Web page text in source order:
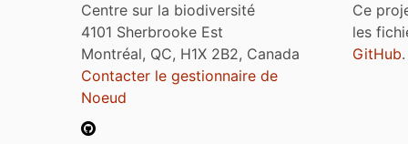
Centre sur la biodiversité
4101 Sherbrooke Est
Montréal, QC, H1X 2B2, Canada
Contacter le gestionnaire de
Noeud
Ce
les
GitHub.